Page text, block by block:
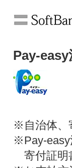
Pay-easy
※自治体、
※Pay-
寄付証